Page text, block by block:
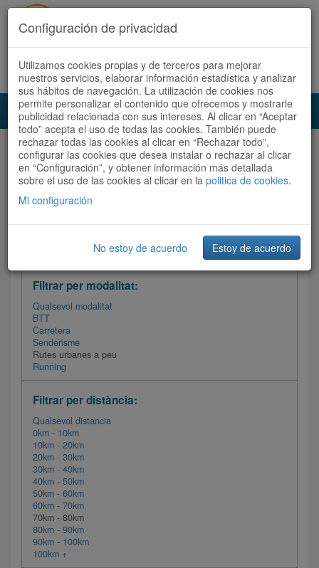
Accedeix Registra't ara Español Català
Audioruta Totes les rutes
Totes les rutes Ordenar per: Més recents / Dificultat
Filtrar les rutes
Filtrar per modalitat:
Qualsevol modalitat
BTT
Carretera
Senderisme
Rutes urbanes a peu
Running
Filtrar per distància:
Qualsevol distancia
0km - 10km
10km - 20km
20km - 30km
30km - 40km
40km - 50km
50km - 60km
60km - 70km
70km - 80km
80km - 90km
90km - 100km
100km +
Configuración de privacidad
Utilizamos cookies propias y de terceros para mejorar
nuestros servicios, elaborar información estadística y analizar
sus hábitos de navegación. La utilización de cookies nos
permite personalizar el contenido que ofrecemos y mostrarle
publicidad relacionada con sus intereses. Al clicar en “Aceptar
todo” acepta el uso de todas las cookies. También puede
rechazar todas las cookies al clicar en “Rechazar todo”,
configurar las cookies que desea instalar o rechazar al clicar
en “Configuración”, y obtener información más detallada
sobre el uso de las cookies al clicar en la politica de cookies.
Mi configuración
No estoy de acuerdo Estoy de acuerdo